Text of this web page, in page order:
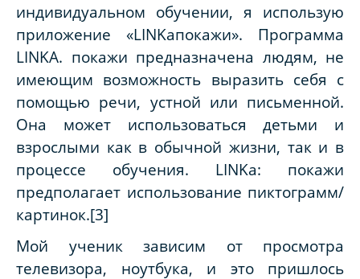
индивидуальном обучении, я использую
приложение «LINKaпокажи». Программа
LINKА. покажи предназначена людям, не
имеющим возможность выразить себя с
помощью речи, устной или письменной.
Она может использоваться детьми и
взрослыми как в обычной жизни, так и в
процессе обучения. LINKa: покажи
предполагает использование пиктограмм/
картинок.[3]
Мой ученик зависим от просмотра
телевизора, ноутбука, и это пришлось